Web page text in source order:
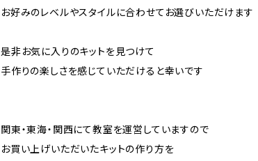
お好みのレベルやスタイルに合わせてお選びいただけます
是非お気に入りのキットを見つけて
手作りの楽しさを感じていただけると幸いです
関東・東海・関西にて教室を運営していますので
お買い上げいただいたキットの作り方を